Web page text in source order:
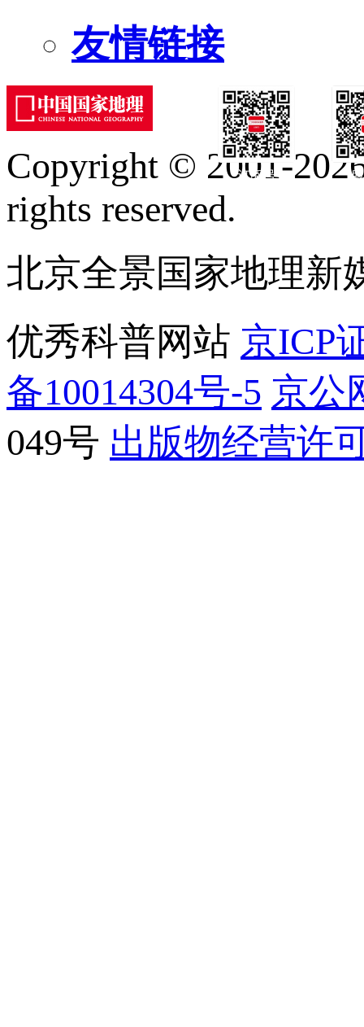
友情链接
订阅号
Copyright © 2001-
rights reserved.
北京全景国家地理新
优秀科普网站 京ICP
备10014304号-5 京公
049号 出版物经营许